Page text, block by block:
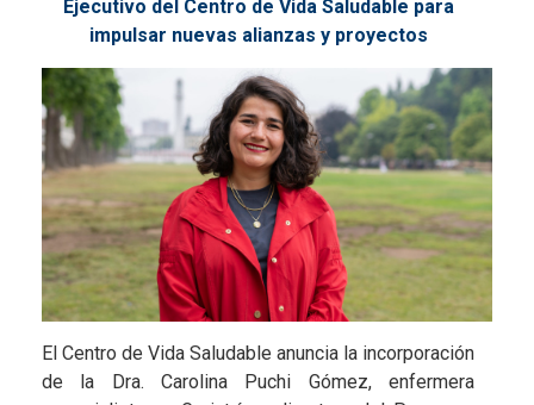
Ejecutivo del Centro de Vida Saludable para
impulsar nuevas alianzas y proyectos
El Centro de Vida Saludable anuncia la incorporación
de la Dra. Carolina Puchi Gómez, enfermera